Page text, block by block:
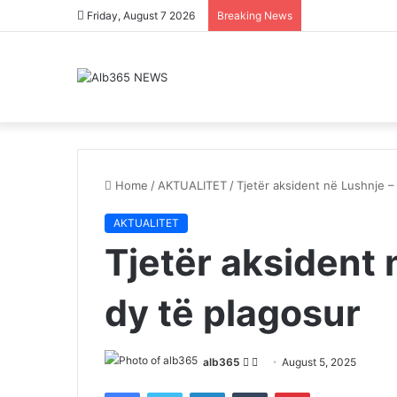
Friday, August 7 2026 Breaking News
Home / AKTUALITET /Tjetër aksident në Lushnje
AKTUALITET
Tjetër aksident
dy të plagosur
alb365
Follow
Send August 5, 2025
FacebookTwitter LinkedInTumblr Pinterest